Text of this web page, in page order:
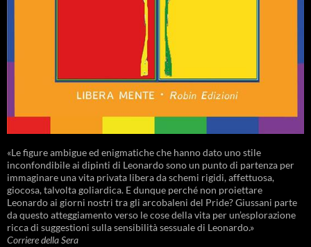
«Le figure ambigue ed enigmatiche che hanno dato uno stile
inconfondibile ai dipinti di Leonardo sono un punto di partenza per
immaginare una vita privata libera da schemi rigidi, affettuosa,
giocosa, talvolta goliardica. E dunque perché non proiettare
Leonardo ai giorni nostri tra gli arcobaleni del Pride? Giussani parte
da questo atteggiamento verso le cose della vita per un’esplorazione
ricca di suggestioni sulla sensibilità sessuale di Leonardo.»
Corriere della Sera